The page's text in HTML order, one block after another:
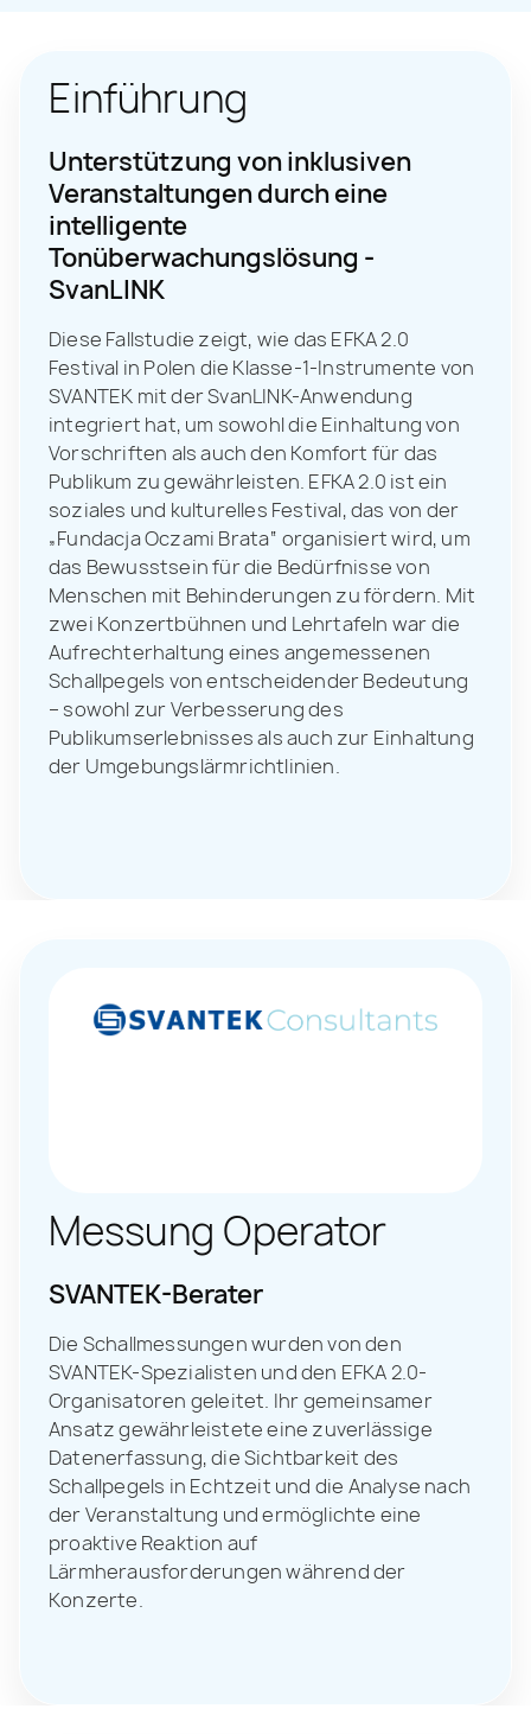
Einführung
Unterstützung von inklusiven
Veranstaltungen durch eine
intelligente
Tonüberwachungslösung -
SvanLINK
Diese Fallstudie zeigt, wie das EFKA 2.0
Festival in Polen die Klasse-1-Instrumente von
SVANTEK mit der SvanLINK-Anwendung
integriert hat, um sowohl die Einhaltung von
Vorschriften als auch den Komfort für das
Publikum zu gewährleisten. EFKA 2.0 ist ein
soziales und kulturelles Festival, das von der
„Fundacja Oczami Brata“ organisiert wird, um
das Bewusstsein für die Bedürfnisse von
Menschen mit Behinderungen zu fördern. Mit
zwei Konzertbühnen und Lehrtafeln war die
Aufrechterhaltung eines angemessenen
Schallpegels von entscheidender Bedeutung
– sowohl zur Verbesserung des
Publikumserlebnisses als auch zur Einhaltung
der Umgebungslärmrichtlinien.
Messung Operator
SVANTEK-Berater
Die Schallmessungen wurden von den
SVANTEK-Spezialisten und den EFKA 2.0-
Organisatoren geleitet. Ihr gemeinsamer
Ansatz gewährleistete eine zuverlässige
Datenerfassung, die Sichtbarkeit des
Schallpegels in Echtzeit und die Analyse nach
der Veranstaltung und ermöglichte eine
proaktive Reaktion auf
Lärmherausforderungen während der
Konzerte.